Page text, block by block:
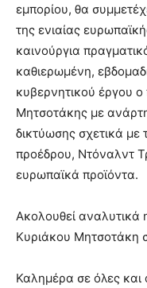
εμπορίου, θα
της ενιαίας
καινούργια
καθιερωμένη,
κυβερνητικού έργου
Μητσοτάκης με
δικτύωσης σχετικά
προέδρου, Ντόναλντ
ευρωπαϊκά προϊόντα.
Ακολουθεί
Κυριάκου Μητσοτάκη
Καλημέρα σε όλες